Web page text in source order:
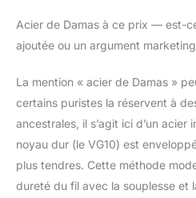
et
de
Acier de Damas à ce prix — est-
ajoutée ou un argument
La mention « acier de Damas »
certains puristes la réservent à
ancestrales, il s’agit ici d’un acier
noyau dur (le VG10) est
plus tendres. Cette méthode
dureté du fil avec la souplesse et